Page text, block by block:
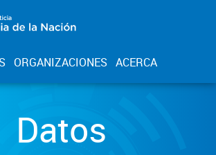
ORGANIZACIONES ACERCA
Datos